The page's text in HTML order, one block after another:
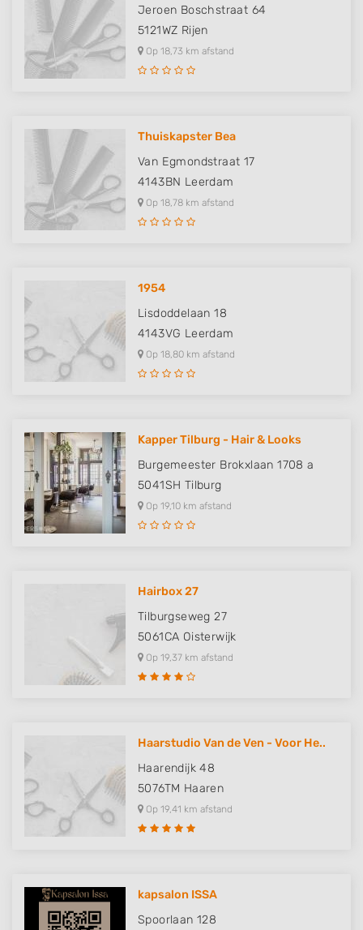
Jeroen Boschstraat 64
5121WZ Rijen
Op 18,73 km afstand
Thuiskapster Bea
Van Egmondstraat 17
4143BN Leerdam
Op 18,78 km afstand
1954
Lisdoddelaan 18
4143VG Leerdam
Op 18,80 km afstand
Kapper Tilburg - Hair & Looks
Burgemeester Brokxlaan 1708 a
5041SH Tilburg
Op 19,10 km afstand
Hairbox 27
Tilburgseweg 27
5061CA Oisterwijk
Op 19,37 km afstand
Haarstudio Van de Ven - Voor He..
Haarendijk 48
5076TM Haaren
Op 19,41 km afstand
kapsalon ISSA
Spoorlaan 128